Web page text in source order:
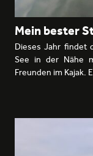
Mein bester
Dieses Jahr findet
See in der Nähe
Freunden im Kajak.